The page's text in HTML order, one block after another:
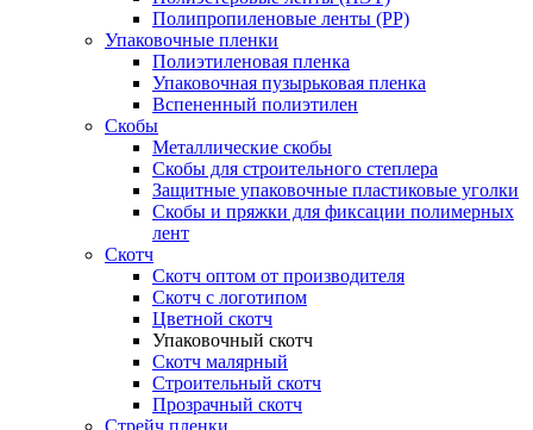
Полипропиленовые ленты (PP)
Упаковочные пленки
Полиэтиленовая пленка
Упаковочная пузырьковая пленка
Вспененный полиэтилен
Скобы
Металлические скобы
Скобы для строительного степлера
Защитные упаковочные пластиковые уголки
Скобы и пряжки для фиксации полимерных
лент
Скотч
Скотч оптом от производителя
Cкотч с логотипом
Цветной скотч
Упаковочный скотч
Скотч малярный
Строительный скотч
Прозрачный скотч
Стрейч пленки